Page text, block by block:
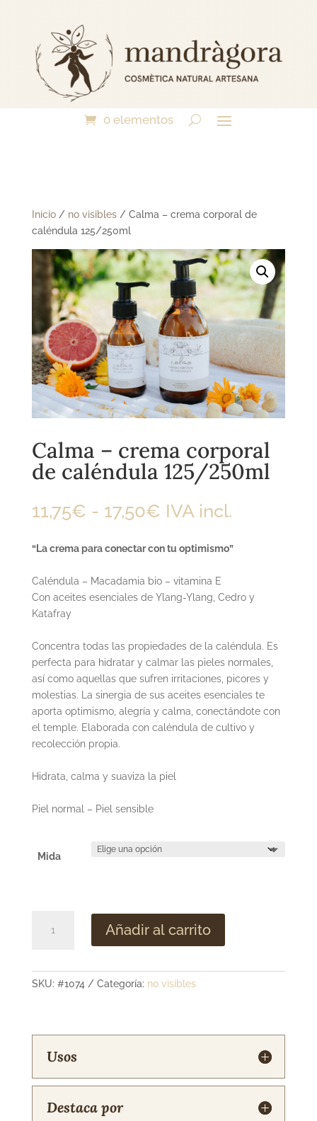
0 elementos
Inicio/ no visibles/ Calma – crema corporal de
caléndula 125/250ml
Calma – crema corporal
de caléndula 125/250ml
11,75€ - 17,50€ Rango
precios:
desde
11,75€
hasta
17,50€
IVA incl.
“La crema para conectar con tu optimismo”
Caléndula – Macadamia bio – vitamina E
Con aceites esenciales de Ylang-Ylang, Cedro y
Katafray
Concentra todas las propiedades de la caléndula. Es
perfecta para hidratar y calmar las pieles normales,
así como aquellas que sufren irritaciones, picores y
molestias. La sinergia de sus aceites esenciales te
aporta optimismo, alegría y calma, conectándote con
el temple. Elaborada con caléndula de cultivo y
recolección propia.
Hidrata, calma y suaviza la piel
Piel normal – Piel sensible
Mida
de
Añadir al carrito
SKU: #1074 Categoría: no visibles
Usos
Destaca por